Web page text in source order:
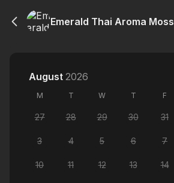
Emerald Thai Aroma Moss
August 2026
M T W T F
27 28 29 30 31
3 4 5 6 7
10 11 12 13 14